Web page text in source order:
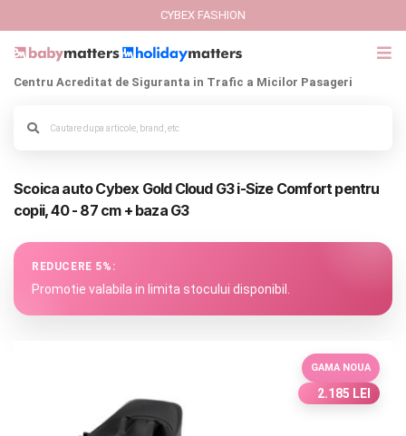
Italbaby Collections
CARUCIOARE COPII
LA PLIMBARE
CYBEX FASHION
Centru Acreditat de Siguranta in Trafic a Micilor Pasageri
Scoica auto Cybex Gold Cloud G3 i-Size Comfort pentru
copii, 40 - 87 cm + baza G3
REDUCERE 5%:
Promotie valabila in limita stocului disponibil.
GAMA NOUA
2.185 LEI